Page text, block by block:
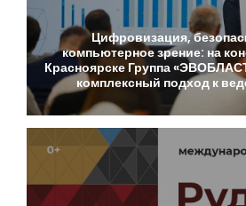
Цифровизация,
компьютерноезрение: на
Красноярске Группа
комплексный подход к